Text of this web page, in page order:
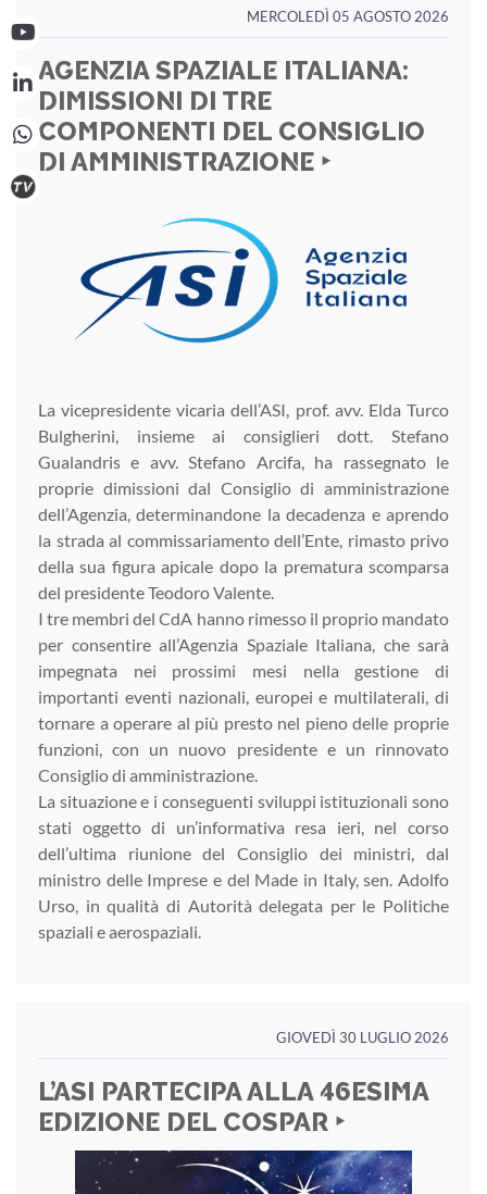
MERCOLEDÌ 05 AGOSTO 2026
AGENZIA SPAZIALE ITALIANA:
DIMISSIONI DI TRE
COMPONENTI DEL CONSIGLIO
DI AMMINISTRAZIONE ‣
La vicepresidente vicaria dell’ASI, prof. avv. Elda Turco
Bulgherini, insieme ai consiglieri dott. Stefano
Gualandris e avv. Stefano Arcifa, ha rassegnato le
proprie dimissioni dal Consiglio di amministrazione
dell’Agenzia, determinandone la decadenza e aprendo
la strada al commissariamento dell’Ente, rimasto privo
della sua figura apicale dopo la prematura scomparsa
del presidente Teodoro Valente.
I tre membri del CdA hanno rimesso il proprio mandato
per consentire all’Agenzia Spaziale Italiana, che sarà
impegnata nei prossimi mesi nella gestione di
importanti eventi nazionali, europei e multilaterali, di
tornare a operare al più presto nel pieno delle proprie
funzioni, con un nuovo presidente e un rinnovato
Consiglio di amministrazione.
La situazione e i conseguenti sviluppi istituzionali sono
stati oggetto di un’informativa resa ieri, nel corso
dell’ultima riunione del Consiglio dei ministri, dal
ministro delle Imprese e del Made in Italy, sen. Adolfo
Urso, in qualità di Autorità delegata per le Politiche
spaziali e aerospaziali.
GIOVEDÌ 30 LUGLIO 2026
L’ASI PARTECIPA ALLA 46ESIMA
EDIZIONE DEL COSPAR ‣